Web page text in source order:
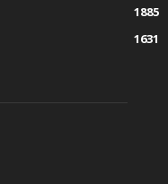
1885
1631